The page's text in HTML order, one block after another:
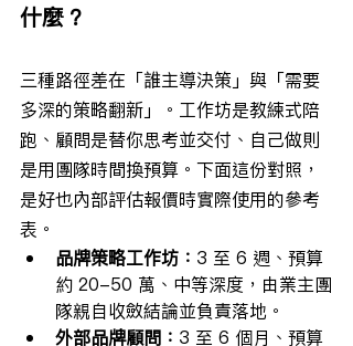
什麼？
三種路徑差在「誰主導決策」與「需要
多深的策略翻新」。工作坊是教練式陪
跑、顧問是替你思考並交付、自己做則
是用團隊時間換預算。下面這份對照，
是好也內部評估報價時實際使用的參考
表。
品牌策略工作坊： 3 至 6 週、預算
約 20-50 萬、中等深度，由業主團
隊親自收斂結論並負責落地。
外部品牌顧問： 3 至 6 個月、預算